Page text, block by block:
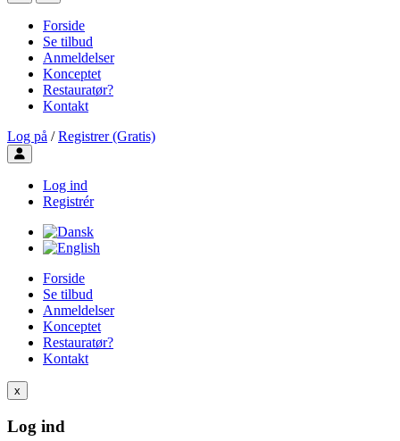
Forside
Se tilbud
Anmeldelser
Konceptet
Restauratør?
Kontakt
Log på / Registrer (Gratis)
Toggle user menu
Log ind
Registrér
Forside
Se tilbud
Anmeldelser
Konceptet
Restauratør?
Kontakt
x
Log ind